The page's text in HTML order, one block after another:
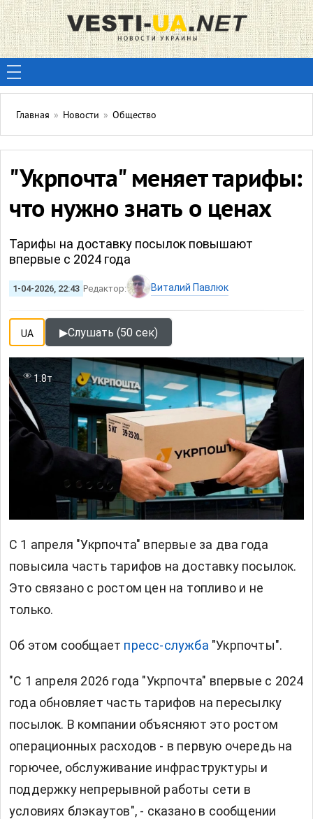
Главная » Новости » Общество
"Укрпочта" меняет тарифы:
что нужно знать о ценах
Тарифы на доставку посылок повышают
впервые с 2024 года
1-04-2026, 22:43 Редактор: Виталий Павлюк
UA ▶Слушать (50 сек)
1.8т
С 1 апреля "Укрпочта" впервые за два года
повысила часть тарифов на доставку посылок.
Это связано с ростом цен на топливо и не
только.
Об этом сообщает пресс-служба "Укрпочты".
"С 1 апреля 2026 года "Укрпочта" впервые с 2024
года обновляет часть тарифов на пересылку
посылок. В компании объясняют это ростом
операционных расходов - в первую очередь на
горючее, обслуживание инфраструктуры и
поддержку непрерывной работы сети в
условиях блэкаутов", - сказано в сообщении